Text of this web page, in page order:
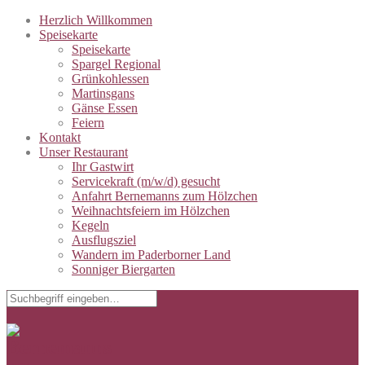
Herzlich Willkommen
Speisekarte
Speisekarte
Spargel Regional
Grünkohlessen
Martinsgans
Gänse Essen
Feiern
Kontakt
Unser Restaurant
Ihr Gastwirt
Servicekraft (m/w/d) gesucht
Anfahrt Bernemanns zum Hölzchen
Weihnachtsfeiern im Hölzchen
Kegeln
Ausflugsziel
Wandern im Paderborner Land
Sonniger Biergarten